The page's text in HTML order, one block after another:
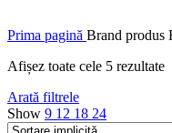
Prima pagină Brand produs
Afișez toate cele 5 rezultate
Arată filtrele
Show 9 12 18 24